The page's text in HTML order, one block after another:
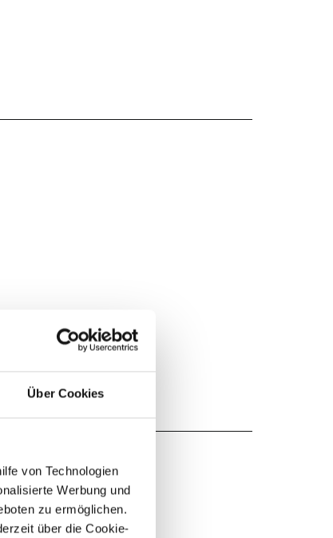
Über Cookies
von Technologien
Werbung und
zu ermöglichen.
über die Cookie-